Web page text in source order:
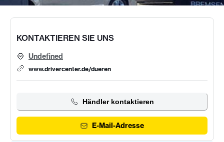
KONTAKTIEREN SIE UNS
Undefined
www.drivercenter.de/dueren
Händler kontaktieren
E-Mail-Adresse